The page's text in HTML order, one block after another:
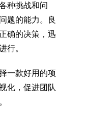
种挑战和问
题的能力。良
确的决策，迅
行。
一款好用的项
化，促进团队